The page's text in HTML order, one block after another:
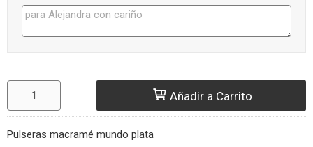
Añadir a Carrito
Pulseras macramé mundo plata